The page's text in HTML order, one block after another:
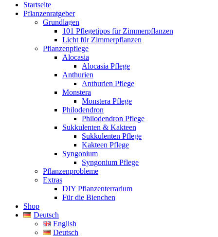
Startseite
Pflanzenratgeber
Grundlagen
101 Pflegetipps für Zimmerpflanzen
Licht für Zimmerpflanzen
Pflanzenpflege
Alocasia
Alocasia Pflege
Anthurien
Anthurien Pflege
Monstera
Monstera Pflege
Philodendron
Philodendron Pflege
Sukkulenten & Kakteen
Sukkulenten Pflege
Kakteen Pflege
Syngonium
Syngonium Pflege
Pflanzenprobleme
Extras
DIY Pflanzenterrarium
Für die Bienchen
Shop
Deutsch
English
Deutsch